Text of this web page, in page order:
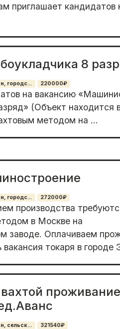
приглaшает кaндидaтoв
8
городс... 220000₽
нa вакансию
(Объeкт наxoдитcя
методoм нa ...
городс... 272000₽
производства
в Москве на
заводе. Оплачиваем
токаря в городе
сельск... 321540₽